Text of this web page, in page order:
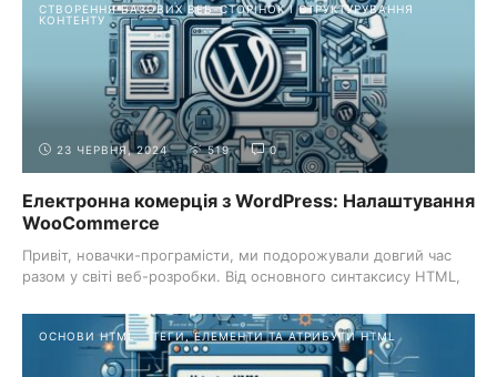
СТВОРЕННЯ БАЗОВИХ ВЕБ-СТОРІНОК І СТРУКТУРУВАННЯ
КОНТЕНТУ
23 ЧЕРВНЯ, 2024 519 0
Електронна комерція з WordPress: Налаштування
WooCommerce
Привіт, новачки-програмісти, ми подорожували довгий час
разом у світі веб-розробки. Від основного синтаксису HTML,
ОСНОВИ HTML ТЕГИ, ЕЛЕМЕНТИ ТА АТРИБУТИ HTML